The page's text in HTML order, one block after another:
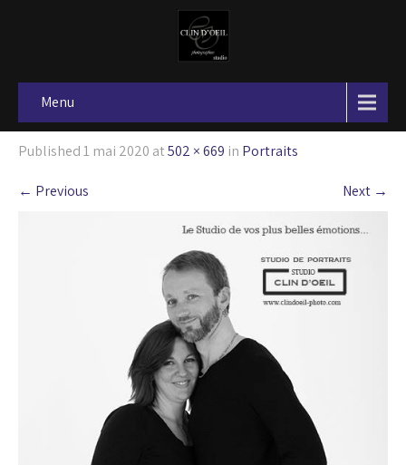
Menu
Published1 mai 2020 at502 × 669 in Portraits
← Previous Next →